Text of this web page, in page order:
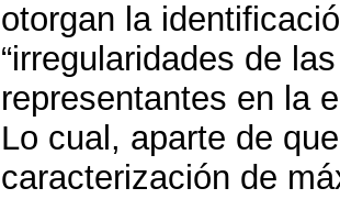
otorgan la
“irregularidades de
representantes en la
Lo cual, aparte de
caracterización de